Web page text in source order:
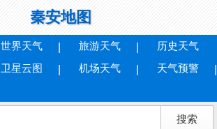
秦安地图
世界天气 旅游天气
历史天气
卫星云图 机场天气
天气预警